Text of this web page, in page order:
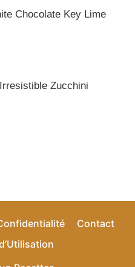
Chocolate Key Lime
Zucchini
Contact